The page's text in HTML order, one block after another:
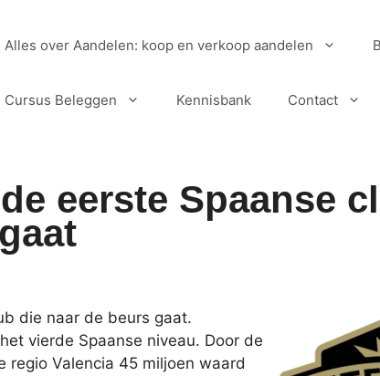
Alles over Aandelen: koop en verkoop aandelen
Cursus Beleggen Kennisbank Contact
eerste Spaanse
die naar de beurs gaat.
vierde Spaanse niveau. Door de
Valencia 45 miljoen waard